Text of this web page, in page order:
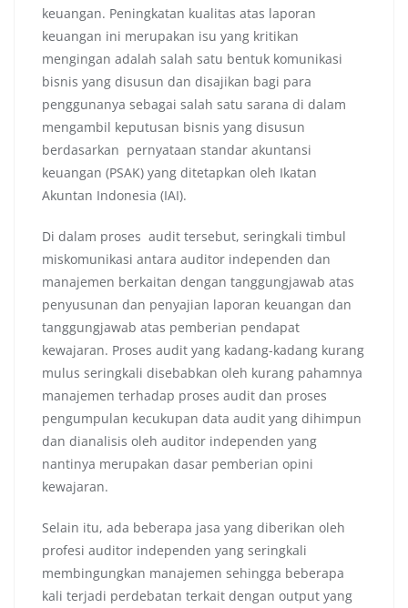
keuangan. Peningkatan kualitas atas laporan
keuangan ini merupakan isu yang kritikan
mengingan adalah salah satu bentuk komunikasi
bisnis yang disusun dan disajikan bagi para
penggunanya sebagai salah satu sarana di dalam
mengambil keputusan bisnis yang disusun
berdasarkan pernyataan standar akuntansi
keuangan (PSAK) yang ditetapkan oleh Ikatan
Akuntan Indonesia (IAI).
Di dalam proses audit tersebut, seringkali timbul
miskomunikasi antara auditor independen dan
manajemen berkaitan dengan tanggungjawab atas
penyusunan dan penyajian laporan keuangan dan
tanggungjawab atas pemberian pendapat
kewajaran. Proses audit yang kadang-kadang kurang
mulus seringkali disebabkan oleh kurang pahamnya
manajemen terhadap proses audit dan proses
pengumpulan kecukupan data audit yang dihimpun
dan dianalisis oleh auditor independen yang
nantinya merupakan dasar pemberian opini
kewajaran.
Selain itu, ada beberapa jasa yang diberikan oleh
profesi auditor independen yang seringkali
membingungkan manajemen sehingga beberapa
kali terjadi perdebatan terkait dengan output yang